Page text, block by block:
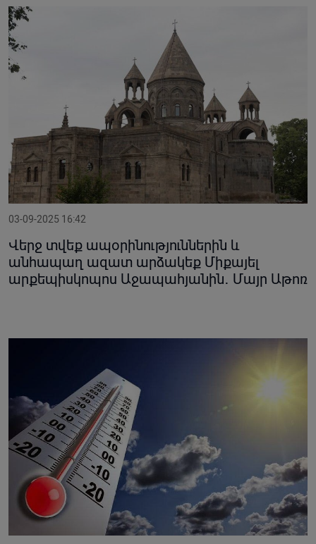
03-09-2025 16:42
Վերջ տվեք ապօրինություններին և
անհապաղ ազատ արձակեք Միքայել
արքեպիսկոպոս Աջապահյանին․ Մայր Աթոռ